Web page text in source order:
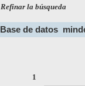
Refinar la búsqueda
Base de datos
1